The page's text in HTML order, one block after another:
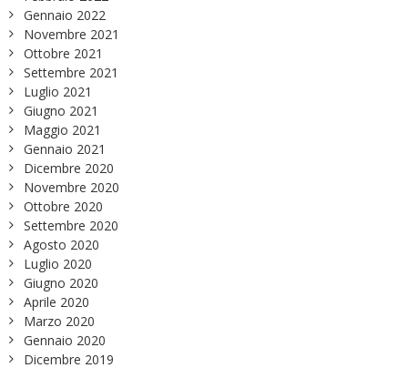
Gennaio 2022
Novembre 2021
Ottobre 2021
Settembre 2021
Luglio 2021
Giugno 2021
Maggio 2021
Gennaio 2021
Dicembre 2020
Novembre 2020
Ottobre 2020
Settembre 2020
Agosto 2020
Luglio 2020
Giugno 2020
Aprile 2020
Marzo 2020
Gennaio 2020
Dicembre 2019